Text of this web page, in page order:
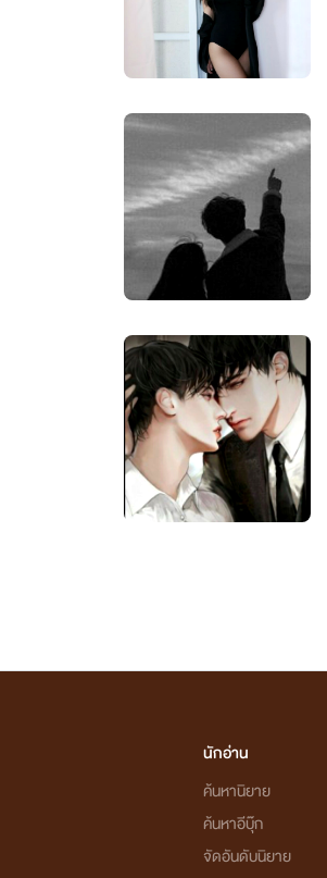
นักอ่าน
ค้นหานิยาย
ค้นหาอีบุ๊ก
จัดอันดับนิยาย